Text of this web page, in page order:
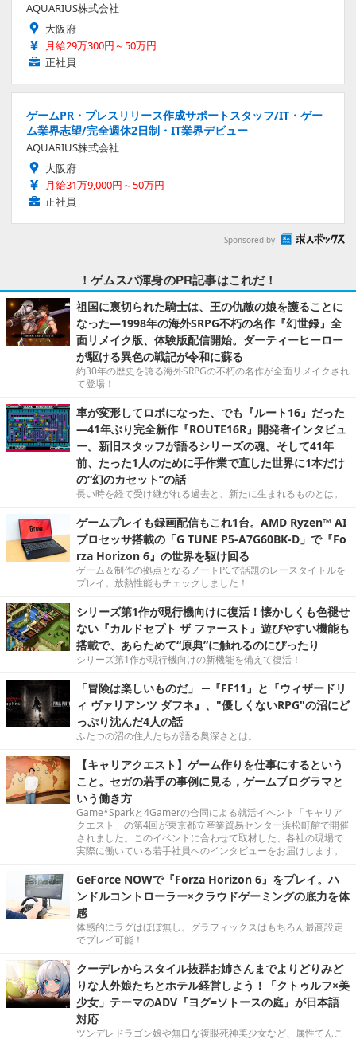
AQUARIUS株式会社
大阪府
月給29万300円～50万円
正社員
ゲームPR・プレスリリース作成サポートスタッフ/IT・ゲー
ム業界志望/完全週休2日制・IT業界デビュー
AQUARIUS株式会社
大阪府
月給31万9,000円～50万円
正社員
Sponsored by
！ゲムスパ渾身のPR記事はこれだ！
祖国に裏切られた騎士は、王の仇敵の娘を護ることに
なった―1998年の海外SRPG不朽の名作『幻世録』全
面リメイク版、体験版配信開始。ダーティーヒーロー
が駆ける異色の戦記が令和に蘇る
約30年の歴史を誇る海外SRPGの不朽の名作が全面リメイクされ
て登場！
車が変形してロボになった、でも『ルート16』だった
―41年ぶり完全新作『ROUTE16R』開発者インタビュ
ー。新旧スタッフが語るシリーズの魂。そして41年
前、たった1人のために手作業で直した世界に1本だけ
の“幻のカセット”の話
長い時を経て受け継がれる過去と、新たに生まれるものとは。
ゲームプレイも録画配信もこれ1台。AMD Ryzen™ AI
プロセッサ搭載の「G TUNE P5-A7G60BK-D」で『Fo
rza Horizon 6』の世界を駆け回る
ゲーム＆制作の拠点となるノートPCで話題のレースタイトルを
プレイ。放熱性能もチェックしました！
シリーズ第1作が現行機向けに復活！懐かしくも色褪せ
ない『カルドセプト ザ ファースト』遊びやすい機能も
搭載で、あらためて“原典”に触れるのにぴったり
シリーズ第1作が現行機向けの新機能を備えて復活！
「冒険は楽しいものだ」 ─『FF11』と『ウィザードリ
ィ ヴァリアンツ ダフネ』、"優しくないRPG"の沼にど
っぷり沈んだ4人の話
ふたつの沼の住人たちが語る奥深さとは。
【キャリアクエスト】ゲーム作りを仕事にするという
こと。セガの若手の事例に見る，ゲームプログラマと
いう働き方
Game*Sparkと4Gamerの合同による就活イベント「キャリア
クエスト」の第4回が東京都立産業貿易センター浜松町館で開催
されました。このイベントに合わせて取材した、各社の現場で
実際に働いている若手社員へのインタビューをお届けします。
GeForce NOWで『Forza Horizon 6』をプレイ。ハ
ンドルコントローラー×クラウドゲーミングの底力を体
感
体感的にラグはほぼ無し。グラフィックスはもちろん最高設定
でプレイ可能！
クーデレからスタイル抜群お姉さんまでよりどりみど
りな人外娘たちとホテル経営しよう！「クトゥルフ×美
少女」テーマのADV『ヨグ=ソトースの庭』が日本語
対応
ツンデレドラゴン娘や無口な複眼死神美少女など、属性てんこ